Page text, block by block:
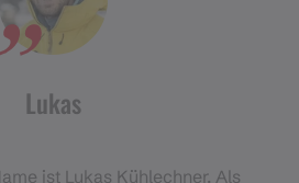
Lukas
ist Lukas Kühlechner. Als